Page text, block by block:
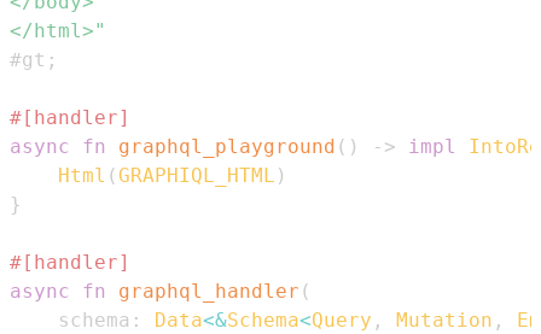
</html>"
#gt ;
#[handler]
async
fn graphql_playground ( ) -> impl
Html (GRAPHIQL_HTML )
}
#[handler]
async
fn graphql_handler (
    schema
: Data<&Schema<Query , Mutation ,